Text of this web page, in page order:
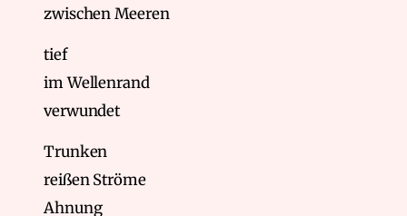
zwischen Meeren
tief
im Wellenrand
verwundet
Trunken
reißen Ströme
Ahnung